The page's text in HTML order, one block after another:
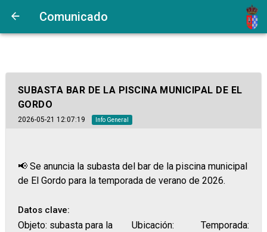
Comunicado
SUBASTA BAR DE LA PISCINA MUNICIPAL DE EL
GORDO
2026-05-21 12:07:19 Info General
📢 Se anuncia la subasta del bar de la piscina municipal
de El Gordo para la temporada de verano de 2026.
Datos clave:
Objeto: subasta para la
Ubicación:
Temporada: